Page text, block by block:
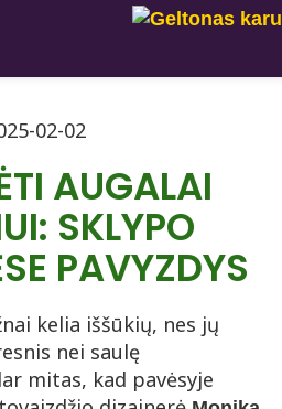
02-02
AUGALAI
SKLYPO
PAVYZDYS
kelia iššūkių, nes jų
nei saulę
mitas, kad pavėsyje